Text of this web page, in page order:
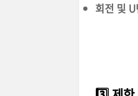
회전 및 U